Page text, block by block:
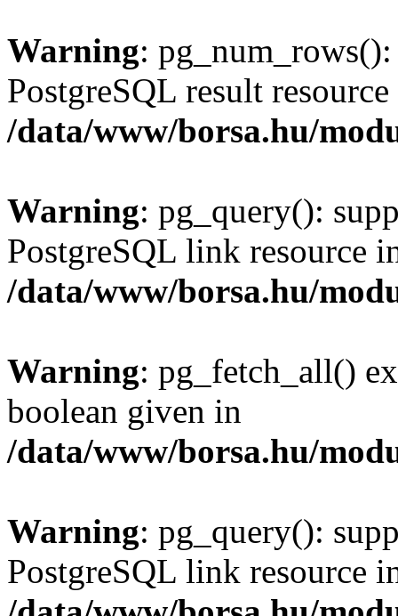
Warning:
PostgreSQL result
/data/www/borsa.hu/
Warning: pg_query():
PostgreSQL link resource
/data/www/borsa.hu/
Warning: pg_fetch_all()
boolean given in
/data/www/borsa.hu/
Warning: pg_query():
PostgreSQL link resource